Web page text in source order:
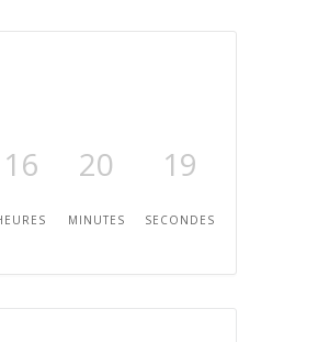
16 20
MINUTES
18
SECONDES